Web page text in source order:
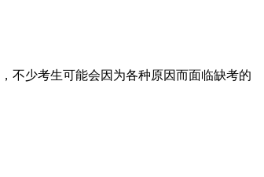
不少考生可能会因为各种原因而面临缺考的